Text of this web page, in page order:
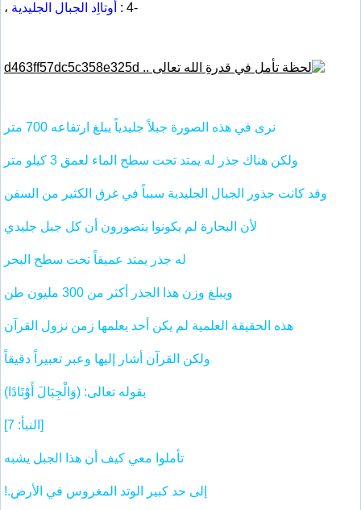
-4 : أوتااِد الجبال الجليدية ،
نرى في هذه الصورة جبلاً جليدياً يبلغ ارتفاعه 700 متر
ولكن هناك جذر له يمتد تحت سطح الماء لعمق 3 كيلو متر
وقد كانت جذور الجبال الجليدية سبباً في غرق الكثير من السفن
لأن البحارة لم يكونوا يتصورون أن كل جبل جليدي
له جذر يمتد عميقاً تحت سطح البحر
ويبلغ وزن هذا الجذر أكثر من 300 مليون طن
هذه الحقيقة العلمية لم يكن أحد يعلمها زمن نزول القرآن
ولكن القرآن أشار إليها وعبر تعبيراً دقيقاً
بقوله تعالى: (وَالْجِبَالَ أَوْتَادًا)
[النبأ: 7]
تأملوا معي كيف أن هذا الجبل يشبه
إلى حد كبير الوتد المغروس في الأرض.!